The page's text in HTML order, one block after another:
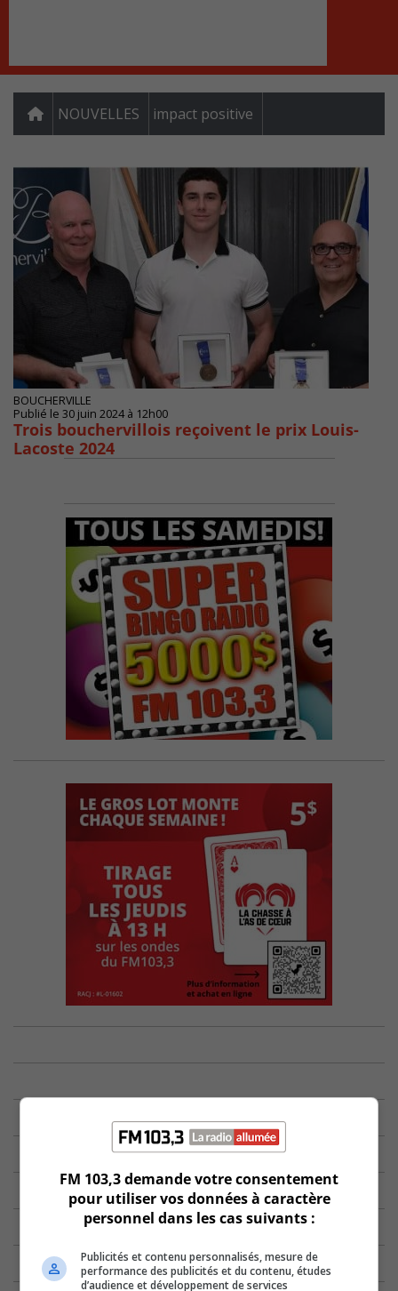
NOUVELLES impact positive
BOUCHERVILLE
Publié le 30 juin 2024 à 12h00
Trois bouchervillois reçoivent le prix Louis-
Lacoste 2024
FM 103,3 demande votre consentement
pour utiliser vos données à caractère
personnel dans les cas suivants :
Publicités et contenu personnalisés, mesure de
performance des publicités et du contenu, études
d’audience et développement de services